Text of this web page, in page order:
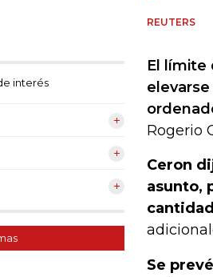
interés
REUTERS
El límite
Rogerio
Ceron
asunto,
Se